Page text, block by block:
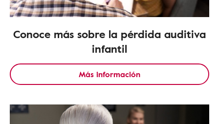
Conoce más sobre la pérdida auditiva
infantil
Más información